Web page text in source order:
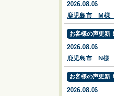
2026.08.06
お客様の声更新！
2026.08.06
お客様の声更新！
2026.08.06